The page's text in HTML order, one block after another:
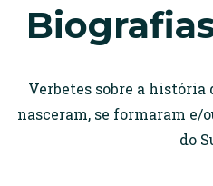
Verbetes sobre a história
nasceram, se formaram e/
do